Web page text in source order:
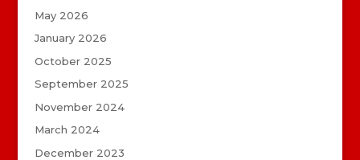
May 2026
January 2026
October 2025
September 2025
November 2024
March 2024
December 2023